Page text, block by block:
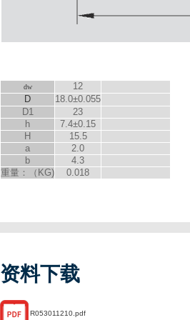
dw
12
D
18.0±0.055
D1
23
h
7.4±0.15
H
15.5
a
2.0
b
4.3
重量：（KG)
0.018
资料下载
R053011210.pdf